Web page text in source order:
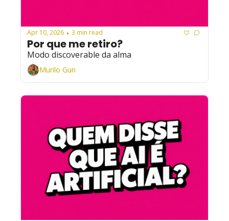
Apr 10, 2026 • 3 min read
Por que me retiro?
Modo discoverable da alma
Murilo Gun